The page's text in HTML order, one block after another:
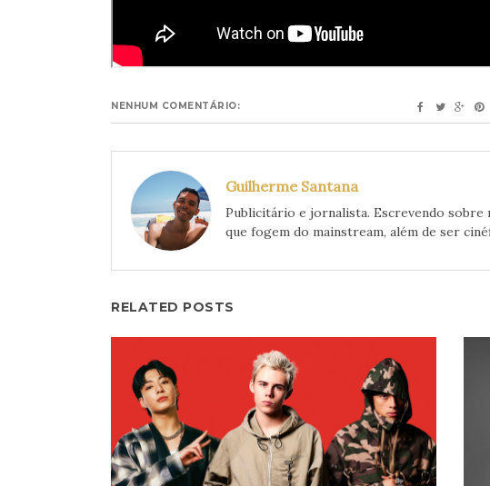
NENHUM COMENTÁRIO:
Guilherme Santana
Publicitário e jornalista. Escrevendo sobre
que fogem do mainstream, além de ser
RELATED POSTS